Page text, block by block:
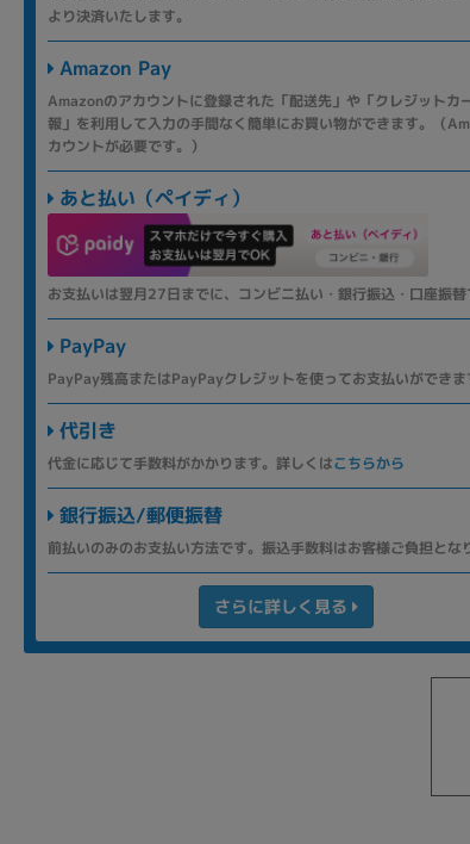
より決済いたします。
Amazon Pay
Amazonのアカウントに登録された「配送先」や「クレジットカ
報」を利用して入力の手間なく簡単にお買い物ができます。（
カウントが必要です。）
あと払い（ペイディ）
お支払いは翌月27日までに、コンビニ払い・銀行振込・口座振替
PayPay
PayPay残高またはPayPayクレジットを使ってお支払いができま
代引き
代金に応じて手数料がかかります。詳しくはこちらから
銀行振込/郵便振替
前払いのみのお支払い方法です。振込手数料はお客様ご負担とな
さらに詳しく見る